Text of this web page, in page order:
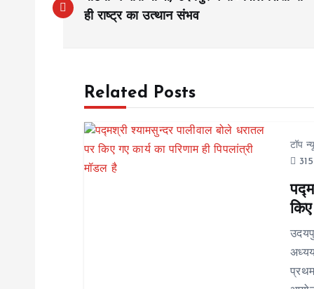
o
ही राष्ट्र का उत्थान संभव
Related Posts
टॉप